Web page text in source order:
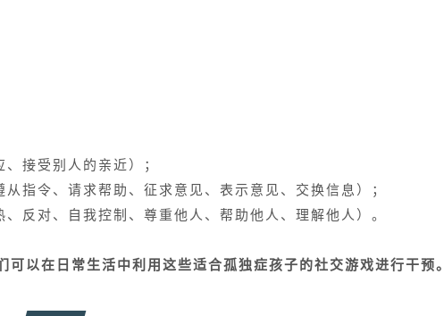
接受别人的亲近）；
指令、请求帮助、征求意见、表示意见、交换信息）；
反对、自我控制、尊重他人、帮助他人、理解他人）。
以在日常生活中利用这些适合孤独症孩子的社交游戏进行干预。